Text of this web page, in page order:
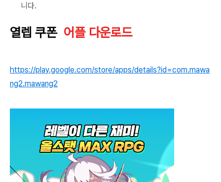
니다.
열렙 쿠폰 어플 다운로드
https://play.google.com/store/apps/details?id=com.mawa
ng2.mawang2